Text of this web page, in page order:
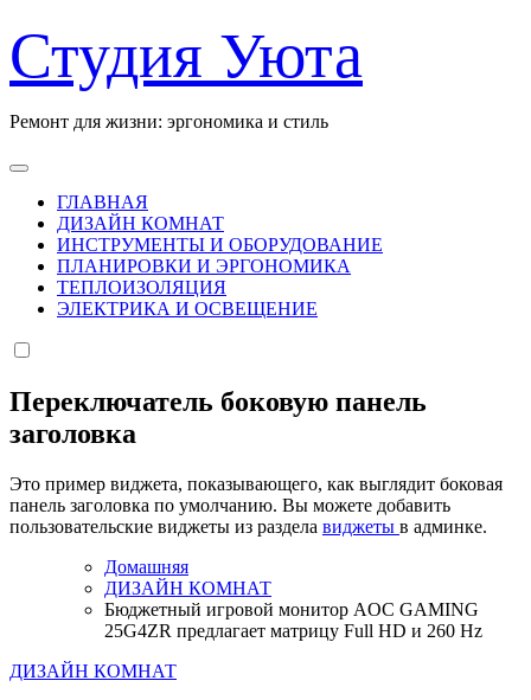
к
содержанию
Студия Уюта
Ремонт для жизни: эргономика и стиль
ГЛАВНАЯ
ДИЗАЙН КОМНАТ
ИНСТРУМЕНТЫ И ОБОРУДОВАНИЕ
ПЛАНИРОВКИ И ЭРГОНОМИКА
ТЕПЛОИЗОЛЯЦИЯ
ЭЛЕКТРИКА И ОСВЕЩЕНИЕ
Переключатель боковую панель
заголовка
Это пример виджета, показывающего, как выглядит боковая
панель заголовка по умолчанию. Вы можете добавить
пользовательские виджеты из раздела виджеты в админке.
Домашняя
ДИЗАЙН КОМНАТ
Бюджетный игровой монитор AOC GAMING
25G4ZR предлагает матрицу Full HD и 260 Hz
ДИЗАЙН КОМНАТ